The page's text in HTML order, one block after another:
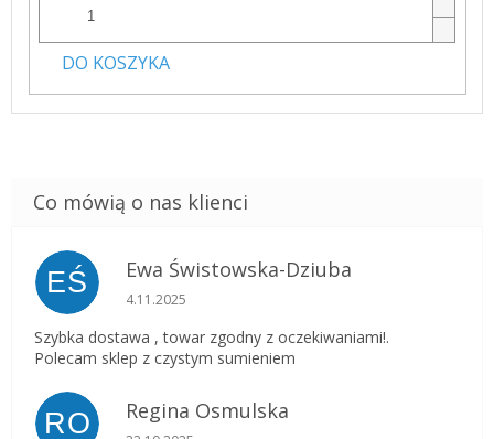
DO KOSZYKA
EŚ Ewa Świstowska-Dziuba
Ocena sklepu to 5 na 5 gwiazdek.
4.11.2025
Szybka dostawa , towar zgodny z oczekiwaniami!.
Polecam sklep z czystym sumieniem
RO Regina Osmulska